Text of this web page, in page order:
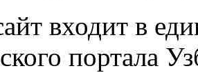
входит в
портала